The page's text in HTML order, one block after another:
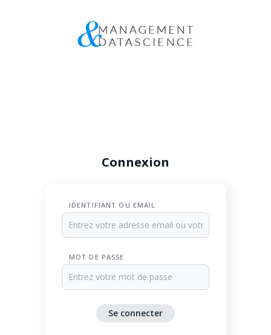
Connexion
IDENTIFIANT OU EMAIL
MOT DE PASSE